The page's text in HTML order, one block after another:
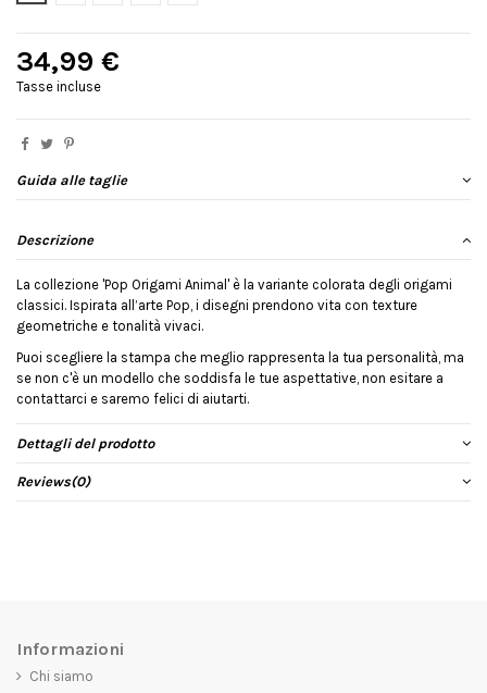
34,99 €
Tasse incluse
Guida alle taglie
Descrizione
La collezione 'Pop Origami Animal' è la variante colorata degli origami
classici. Ispirata all’arte Pop, i disegni prendono vita con texture
geometriche e tonalità vivaci.
Puoi scegliere la stampa che meglio rappresenta la tua personalità, ma
se non c'è un modello che soddisfa le tue aspettative, non esitare a
contattarci e saremo felici di aiutarti.
Dettagli del prodotto
Reviews(0)
Informazioni
Chi siamo